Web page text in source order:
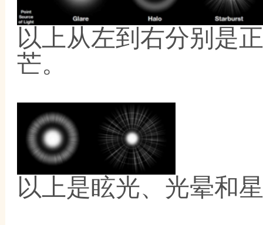
以上从左到右分别是
芒。
以上是眩光、光晕和